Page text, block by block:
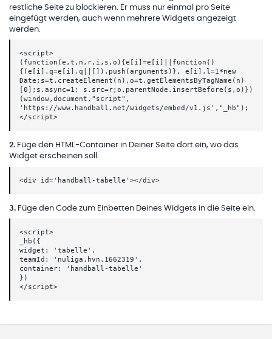
restliche Seite zu blockieren. Er muss nur einmal pro Seite
eingefügt werden, auch wenn mehrere Widgets angezeigt
werden.
<script>
(function(e,t,n,r,i,s,o){e[i]=e[i]||function()
{(e[i].q=e[i].q||[]).push(arguments)}, e[i].l=1*new
Date;s=t.createElement(n),o=t.getElementsByTagName(n)
[0];s.async=1; s.src=r;o.parentNode.insertBefore(s,o)})
(window,document,"script",
'https://www.handball.net/widgets/embed/v1.js',"_hb");
</script>
2. Füge den HTML-Container in Deiner Seite dort ein, wo das
Widget erscheinen soll.
<div id='handball-tabelle'></div>
3. Füge den Code zum Einbetten Deines Widgets in die Seite ein.
<script>
_hb({
widget: 'tabelle',
teamId: 'nuliga.hvn.1662319',
container: 'handball-tabelle'
})
</script>